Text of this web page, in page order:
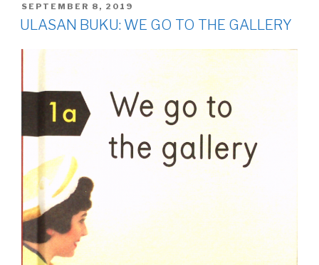
POSTED
ON
SEPTEMBER 8, 2019
ULASAN BUKU: WE GO TO THE GALLERY